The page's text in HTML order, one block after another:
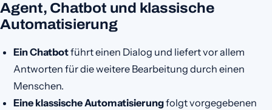
Agent, Chatbot und klassische
Automatisierung
Ein Chatbotführt einen Dialog und liefert vor allem
Antworten für die weitere Bearbeitung durch einen
Menschen.
Eine klassische Automatisierungfolgt vorgegebenen